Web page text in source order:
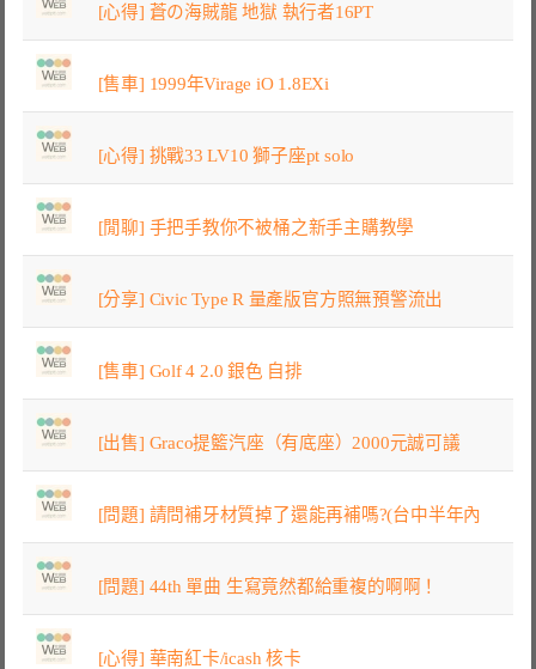
[心得] 蒼の海賊龍 地獄 執行者16PT
[售車] 1999年Virage iO 1.8EXi
[心得] 挑戰33 LV10 獅子座pt solo
[閒聊] 手把手教你不被桶之新手主購教學
[分享] Civic Type R 量產版官方照無預警流出
[售車] Golf 4 2.0 銀色 自排
[出售] Graco提籃汽座（有底座）2000元誠可議
[問題] 請問補牙材質掉了還能再補嗎?(台中半年內
[問題] 44th 單曲 生寫竟然都給重複的啊啊！
[心得] 華南紅卡/icash 核卡